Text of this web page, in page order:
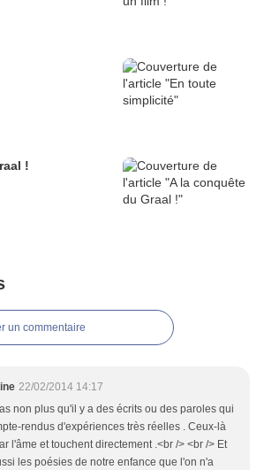
!
un commentaire
22/02/2014 14:17
non plus qu'il y a des écrits ou des paroles qui
rendus d'expériences très réelles . Ceux-là
l'âme et touchent directement .<br /> <br /> Et
les poésies de notre enfance que l'on n'a